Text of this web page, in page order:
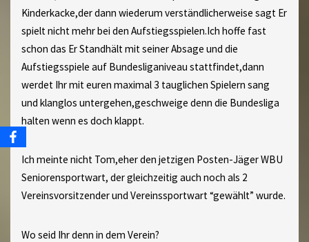
Kinderkacke,der dann wiederum verständlicherweise sagt Er
spielt nicht mehr bei den Aufstiegsspielen.Ich hoffe fast
schon das Er Standhält mit seiner Absage und die
Aufstiegsspiele auf Bundesliganiveau stattfindet,dann
werdet Ihr mit euren maximal 3 tauglichen Spielern sang
und klanglos untergehen,geschweige denn die Bundesliga
halten wenn es doch klappt.
Ich meinte nicht Tom,eher den jetzigen Posten-Jäger WBU
Seniorensportwart, der gleichzeitig auch noch als 2
Vereinsvorsitzender und Vereinssportwart “gewählt” wurde.
Wo seid Ihr denn in dem Verein?